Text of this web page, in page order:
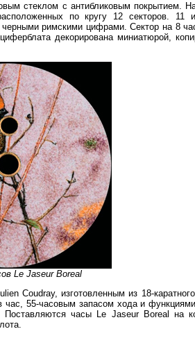
стеклом с антибликовым покрытием.
по кругу 12 секторов.
римскими цифрами. Сектор на 8
декорирована миниатюрой,
Le Jaseur Boreal
Coudray, изготовленным из 18-
55-часовым запасом хода и
Поставляются часы Le Jaseur Boreal на